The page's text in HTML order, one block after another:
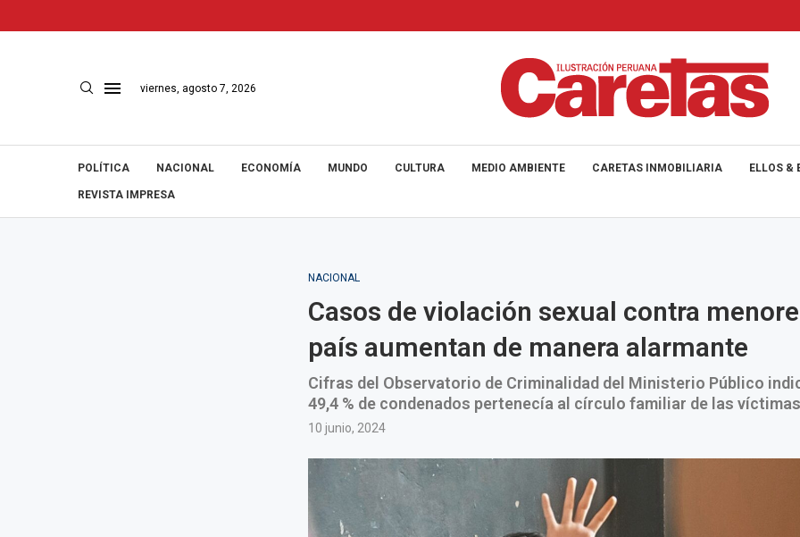
viernes, agosto 7, 2026
POLÍTICA NACIONAL ECONOMÍA MUNDO CULTURA MEDIO AMBIENTE CARETAS INMOBILIARIA ELLOS &
REVISTA IMPRESA
NACIONAL
Casos de violación sexual contra
país aumentan de manera alarmante
Cifras del Observatorio de Criminalidad del Ministerio Público
49,4 % de condenados pertenecía al círculo familiar de las
10 junio, 2024